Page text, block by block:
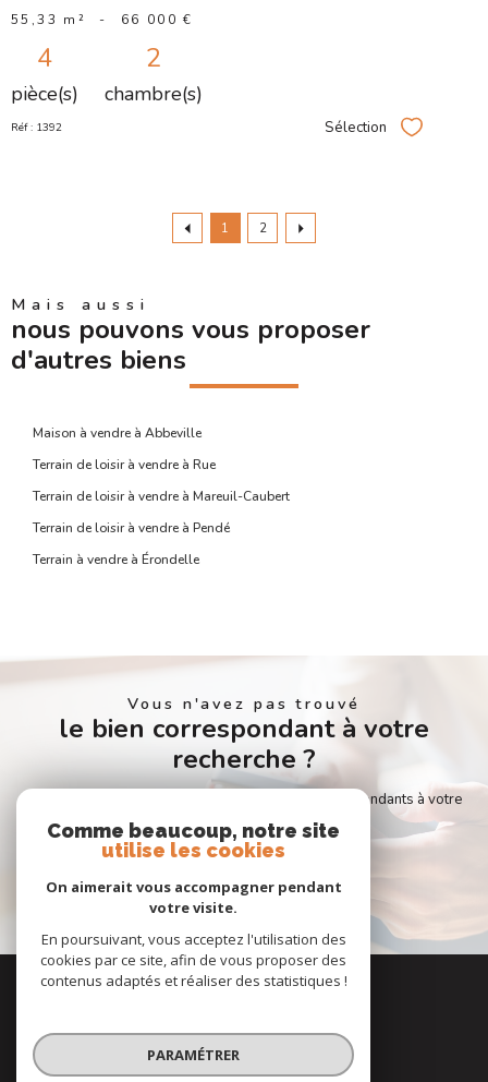
55,33 m² - 66 000 €
4
pièce(s)
2
chambre(s)
Réf : 1392 Sélection Sélectionner
1 2
Mais aussi
nous pouvons vous proposer
d'autres biens
Maison à vendre à Abbeville
Terrain de loisir à vendre à Rue
Terrain de loisir à vendre à Mareuil-Caubert
Terrain de loisir à vendre à Pendé
Terrain à vendre à Érondelle
Vous n'avez pas trouvé
le bien correspondant à votre
recherche ?
Créer une alerte email et recevez les biens correspondants à votre
recherche dans votre boîte mail !
CRÉER L'ALERTE
Nous
Comme beaucoup, notre site
utilise les cookies
On aimerait vous accompagner pendant
votre visite.
En poursuivant, vous acceptez l'utilisation des
cookies par ce site, afin de vous proposer des
contenus adaptés et réaliser des statistiques !
PARAMÉTRER